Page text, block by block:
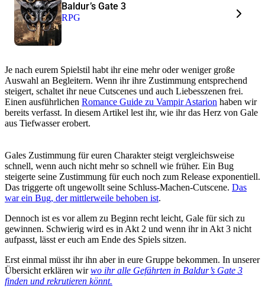
Baldur’s Gate 3
RPG
Je nach eurem Spielstil habt ihr eine mehr oder weniger große
Auswahl an Begleitern. Wenn ihr ihre Zustimmung entsprechend
steigert, schaltet ihr neue Cutscenes und auch Liebesszenen frei.
Einen ausführlichen Romance Guide zu Vampir Astarion haben wir
bereits verfasst. In diesem Artikel lest ihr, wie ihr das Herz von Gale
aus Tiefwasser erobert.
Gales Zustimmung für euren Charakter steigt vergleichsweise
schnell, wenn auch nicht mehr so schnell wie früher. Ein Bug
steigerte seine Zustimmung für euch noch zum Release exponentiell.
Das triggerte oft ungewollt seine Schluss-Machen-Cutscene. Das
war ein Bug, der mittlerweile behoben ist.
Dennoch ist es vor allem zu Beginn recht leicht, Gale für sich zu
gewinnen. Schwierig wird es in Akt 2 und wenn ihr in Akt 3 nicht
aufpasst, lässt er euch am Ende des Spiels sitzen.
Erst einmal müsst ihr ihn aber in eure Gruppe bekommen. In unserer
Übersicht erklären wirwo ihr alle Gefährten in Baldur’s Gate 3
finden und rekrutieren könnt.